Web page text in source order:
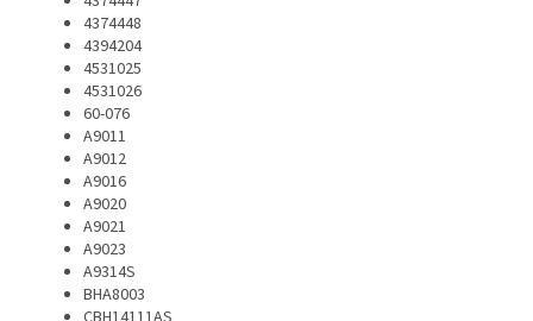
4374448
4394204
4531025
4531026
60-076
A9011
A9012
A9016
A9020
A9021
A9023
A9314S
BHA8003